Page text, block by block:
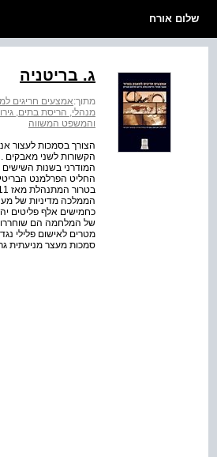
שלום אורח
ג. בריטניה
מתוך:אמצעים חריגים
מנהלי, הריסת בתים,
והמשפט המשווה
הצורך בסמכות לעצור
הקשורות לשני מאבקים .
החליט הפרלמנט
הממלכה מדיניות של
כחמישים אלף פליטים
של המלחמה הם שוחררו
מטרים לאישום פלילי
סמכות מעצר מניעתית